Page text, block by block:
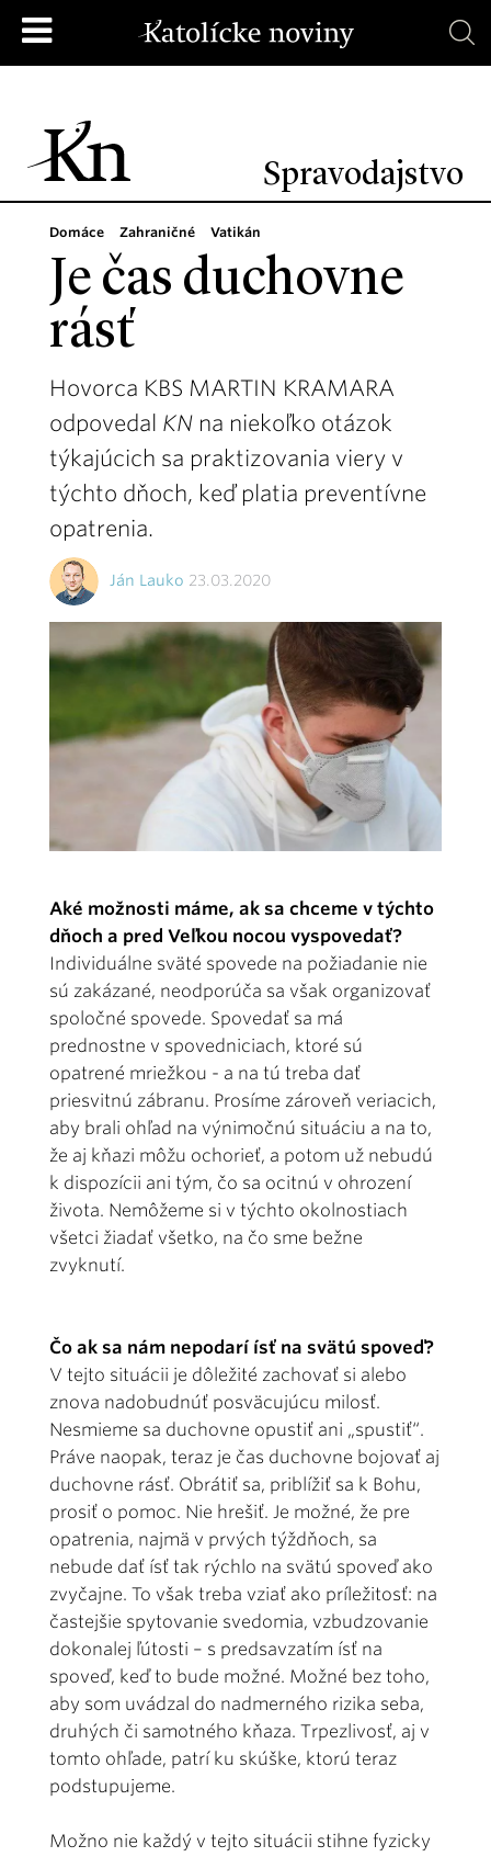
Spravodajstvo
Domáce Zahraničné Vatikán
Je čas duchovne
rásť
Hovorca KBS MARTIN KRAMARA
odpovedal KN na niekoľko otázok
týkajúcich sa praktizovania viery v
týchto dňoch, keď platia preventívne
opatrenia.
Ján Lauko 23.03.2020
Aké možnosti máme, ak sa chceme v týchto
dňoch a pred Veľkou nocou vyspovedať?
Individuálne sväté spovede na požiadanie nie
sú zakázané, neodporúča sa však organizovať
spoločné spovede. Spovedať sa má
prednostne v spovedniciach, ktoré sú
opatrené mriežkou - a na tú treba dať
priesvitnú zábranu. Prosíme zároveň veriacich,
aby brali ohľad na výnimočnú situáciu a na to,
že aj kňazi môžu ochorieť, a potom už nebudú
k dispozícii ani tým, čo sa ocitnú v ohrození
života. Nemôžeme si v týchto okolnostiach
všetci žiadať všetko, na čo sme bežne
zvyknutí.
Čo ak sa nám nepodarí ísť na svätú spoveď?
V tejto situácii je dôležité zachovať si alebo
znova nadobudnúť posväcujúcu milosť.
Nesmieme sa duchovne opustiť ani „spustiť“.
Práve naopak, teraz je čas duchovne bojovať aj
duchovne rásť. Obrátiť sa, priblížiť sa k Bohu,
prosiť o pomoc. Nie hrešiť. Je možné, že pre
opatrenia, najmä v prvých týždňoch, sa
nebude dať ísť tak rýchlo na svätú spoveď ako
zvyčajne. To však treba vziať ako príležitosť: na
častejšie spytovanie svedomia, vzbudzovanie
dokonalej ľútosti – s predsavzatím ísť na
spoveď, keď to bude možné. Možné bez toho,
aby som uvádzal do nadmerného rizika seba,
druhých či samotného kňaza. Trpezlivosť, aj v
tomto ohľade, patrí ku skúške, ktorú teraz
podstupujeme.
Možno nie každý v tejto situácii stihne fyzicky